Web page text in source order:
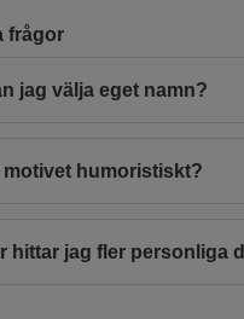
frågor
jag välja eget namn?
motivet humoristiskt?
hittar jag fler personliga